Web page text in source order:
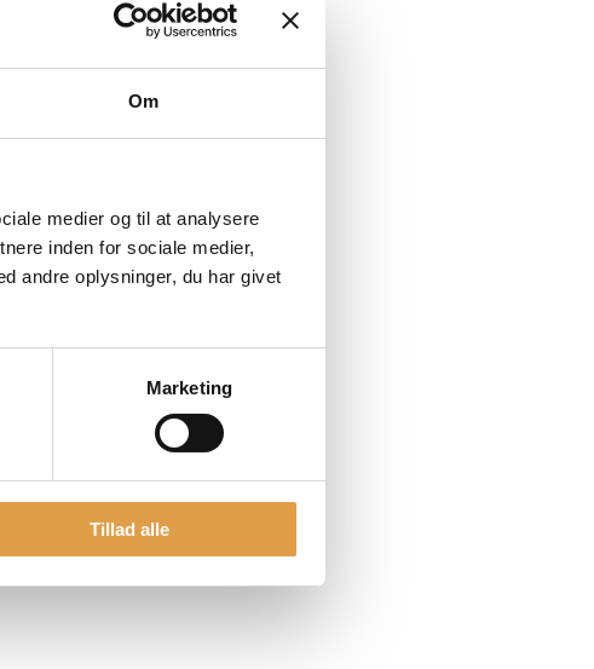
Om
medier og til at analysere
inden for sociale medier,
andre oplysninger, du har givet
Marketing
Tillad alle